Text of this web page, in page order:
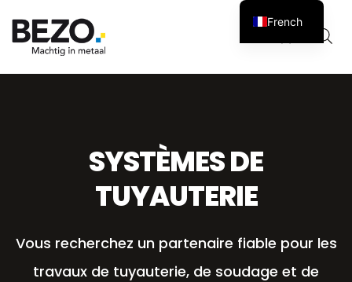
Panier
0
SYSTÈMES DE
TUYAUTERIE
Vous recherchez un partenaire fiable pour les
travaux de tuyauterie, de soudage et de
French